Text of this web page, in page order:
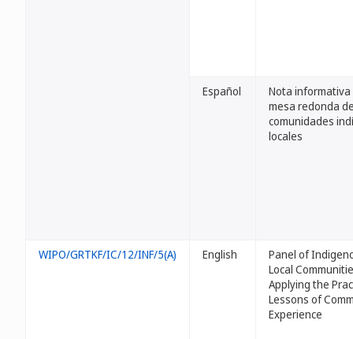
Español
Nota informativa
mesa redonda
comunidades
locales
WIPO/GRTKF/IC/12/INF/5(A) English
Panel of
Local
Applying the
Lessons of
Experience